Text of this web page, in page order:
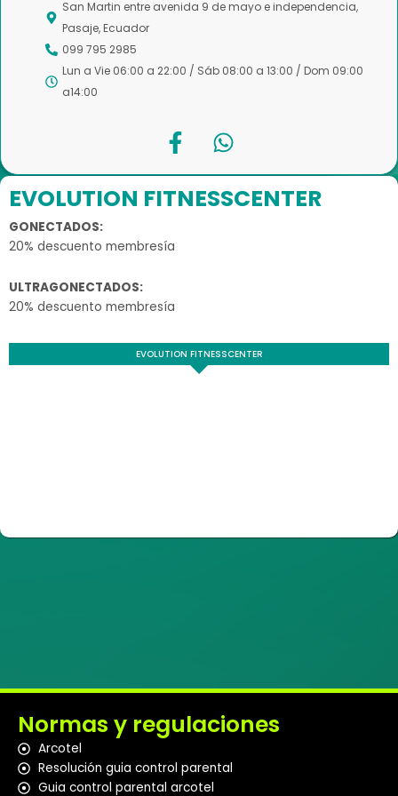
San Martin entre avenida 9 de mayo e independencia,
Pasaje, Ecuador
099 795 2985
Lun a Vie 06:00 a 22:00 / Sáb 08:00 a 13:00 / Dom 09:00
a14:00
F
a
c
e
o
-
W
h
a
t
EVOLUTION FITNESSCENTER
GONECTADOS:
20% descuento membresía
ULTRAGONECTADOS:
20% descuento membresía
EVOLUTION FITNESSCENTER
Normas y regulaciones
Arcotel
Resolución guia control parental
Guia control parental arcotel